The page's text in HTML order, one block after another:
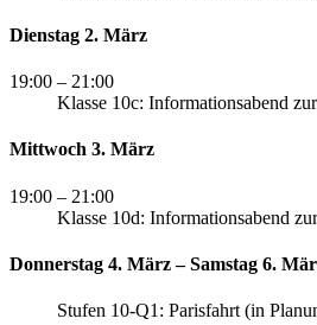
Dienstag 2. März
19:00 – 21:00
Klasse 10c: Informationsabend
Mittwoch 3. März
19:00 – 21:00
Klasse 10d: Informationsabend
Donnerstag 4. März – Samstag 6.
Stufen 10-Q1: Parisfahrt (in